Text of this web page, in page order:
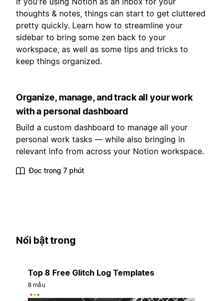
thoughts & notes, things can start to get cluttered
pretty quickly. Learn how to streamline your
sidebar to bring some zen back to your
workspace, as well as some tips and tricks to
keep things organized.
Organize, manage, and track all your work
with a personal dashboard
Build a custom dashboard to manage all your
personal work tasks — while also bringing in
relevant info from across your Notion workspace.
Đọc trong 7 phút
Nổi bật trong
Top 8 Free Glitch Log Templates
8 mẫu